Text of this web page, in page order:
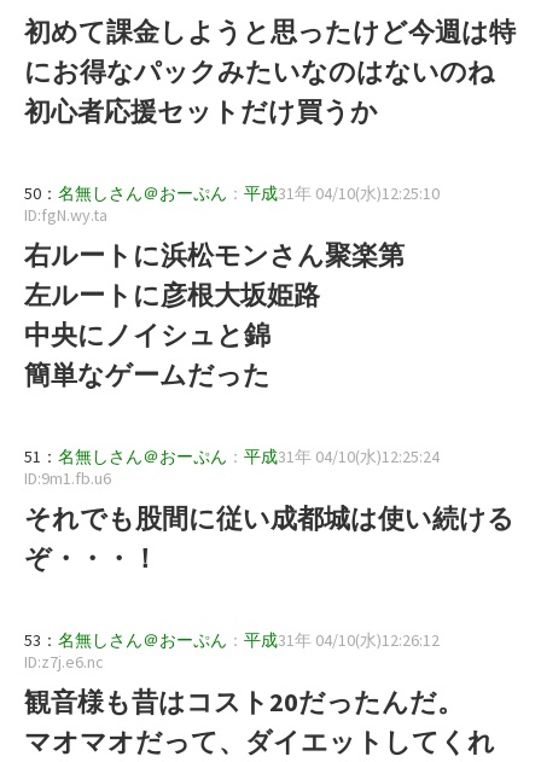
初めて課金しようと思ったけど今週は特
にお得なパックみたいなのはないのね
初心者応援セットだけ買うか
50： 名無しさん＠おーぷん ： 平成31年 04/10(水)12:25:10
ID:fgN.wy.ta
右ルートに浜松モンさん聚楽第
左ルートに彦根大坂姫路
中央にノイシュと錦
簡単なゲームだった
51： 名無しさん＠おーぷん ： 平成31年 04/10(水)12:25:24
ID:9m1.fb.u6
それでも股間に従い成都城は使い続ける
ぞ・・・！
53： 名無しさん＠おーぷん ： 平成31年 04/10(水)12:26:12
ID:z7j.e6.nc
観音様も昔はコスト20だったんだ。
マオマオだって、ダイエットしてくれ